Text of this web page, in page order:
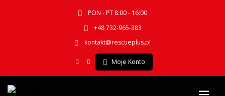
PON - PT 8:00 - 16:00
+48 732-965-383
kontakt@rescueplus.pl
Moje Konto